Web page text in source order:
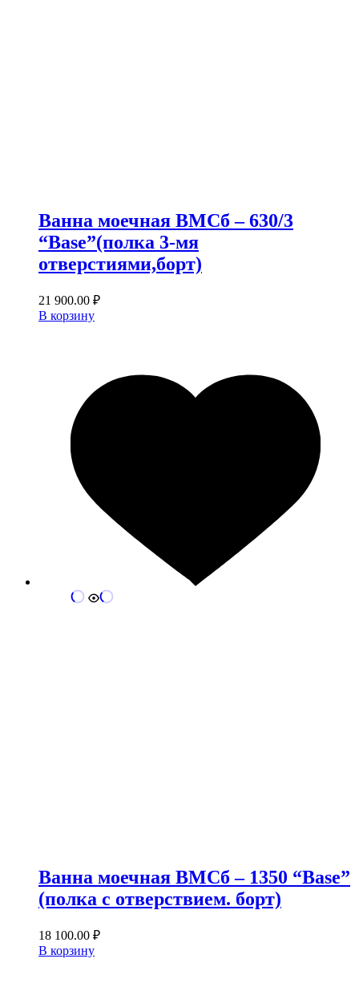
Ванна моечная ВМСб – 630/3
“Base”(полка 3-мя
отверстиями,борт)
21 900.00 ₽
В корзину
Ванна моечная ВМСб – 1350 “Base”
(полка с отверствием. борт)
18 100.00 ₽
В корзину